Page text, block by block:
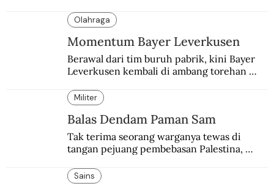
peringatan Hari Ibu.
Olahraga
Momentum Bayer Leverkusen
Berawal dari tim buruh pabrik, kini Bayer
Leverkusen kembali di ambang torehan
“Neverkusen”.
Militer
Balas Dendam Paman Sam
Tak terima seorang warganya tewas di
tangan pejuang pembebasan Palestina,
pembalasan.
Sains